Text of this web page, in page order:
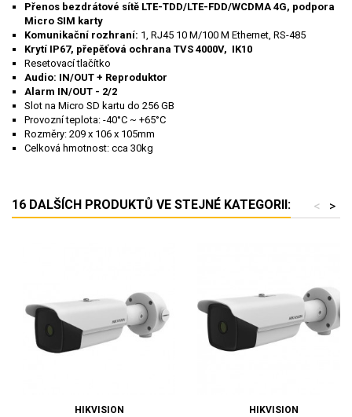
Přenos bezdrátové sítě LTE-TDD/LTE-FDD/WCDMA 4G, podpora
Micro SIM karty
Komunikační rozhraní: 1, RJ45 10 M/100 M Ethernet, RS-485
Krytí IP67, přepěťová ochrana TVS 4000V, IK10
Resetovací tlačítko
Audio: IN/OUT + Reproduktor
Alarm IN/OUT - 2/2
Slot na Micro SD kartu do 256 GB
Provozní teplota: -40°C ~ +65°C
Rozměry: 209 x 106 x 105mm
Celková hmotnost: cca 30kg
16 DALŠÍCH PRODUKTŮ VE STEJNÉ KATEGORII: >
<
HIKVISION HIKVISION